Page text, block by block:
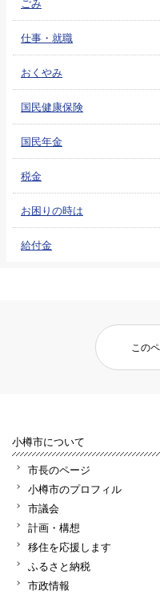
仕事・就職
おくやみ
国民健康保険
国民年金
税金
お困りの時は
給付金
この
小樽市について
市長のページ
小樽市のプロフィル
市議会
計画・構想
移住を応援します
ふるさと納税
市政情報